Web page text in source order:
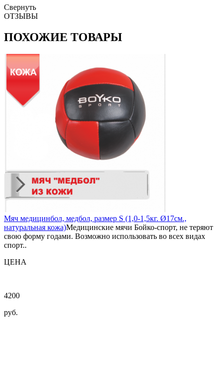
Свернуть
ОТЗЫВЫ
ПОХОЖИЕ ТОВАРЫ
Мяч медицинбол, медбол, размер S (1,0-1,5кг. Ø17см.,
натуральная кожа)Медицинские мячи Бойко-спорт, не теряют
свою форму годами. Возможно использовать во всех видах
спорт..
ЦЕНА
4200
руб.